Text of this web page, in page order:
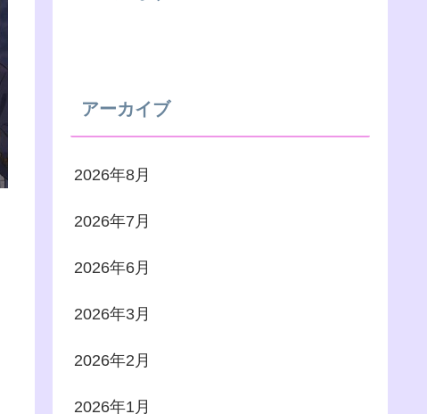
アーカイブ
2026年8月
2026年7月
2026年6月
2026年3月
2026年2月
2026年1月